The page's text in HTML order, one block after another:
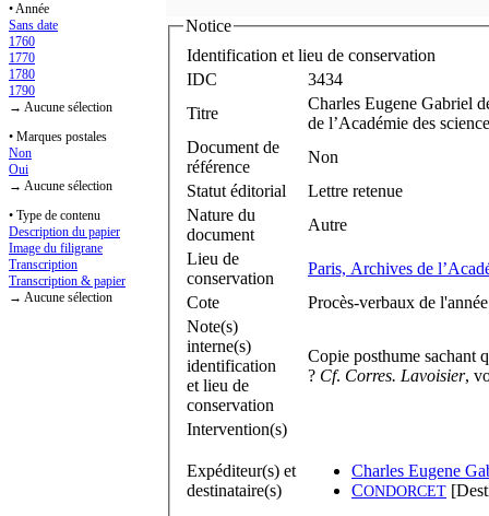
• Année
Sans date
1760
1770
1780
1790
→ Aucune sélection
• Marques postales
Non
Oui
→ Aucune sélection
• Type de contenu
Description du papier
Image du filigrane
Transcription
Transcription & papier
→ Aucune sélection
Notice
Identification et lieu de conservation
IDC
3434
Titre
Charles Eugene Gabriel
de l’Académie des
Document de
référence
Non
Statut éditorial
Lettre retenue
Nature du
document
Autre
Lieu de
conservation
Paris, Archives de
Cote
Procès-verbaux de
Note(s)
interne(s)
identification
et lieu de
conservation
Copie posthume sachant
? Cf. Corres. Lavoisier,
Intervention(s)
Expéditeur(s) et
destinataire(s)
Charles Eugene
CONDORCET